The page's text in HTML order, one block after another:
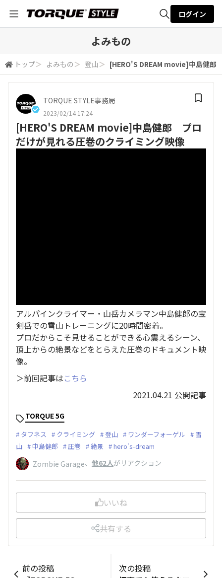
検索
ログイン
よみもの
トップ＞ よみもの ＞ 登山＞ [HERO'S DREAM movie]中島健
TORQUE STYLE事務局
2023/02/14 17:24
[HERO'S DREAM movie]中島健郎 プロ
だけが見れる圧巻のクライミング映像
アルパインクライマー・山岳カメラマン中島健郎の宝
剣岳での雪山トレーニングに20時間密着。
プロだからこそ見せることができる心震えるシーン、
頂上からの絶景などをとらえた圧巻のドキュメント映
像。
＞前回記事はこちら
2021.04.21 公開記事
TORQUE 5G
タフネス クライミング 登山 ワンダーフォーゲル
雪
山
中島健郎 圧巻 絶景 hero's-dream
Zombie Garage、 他62人がリアクション
いいね
共有する
前の投稿
次の投稿